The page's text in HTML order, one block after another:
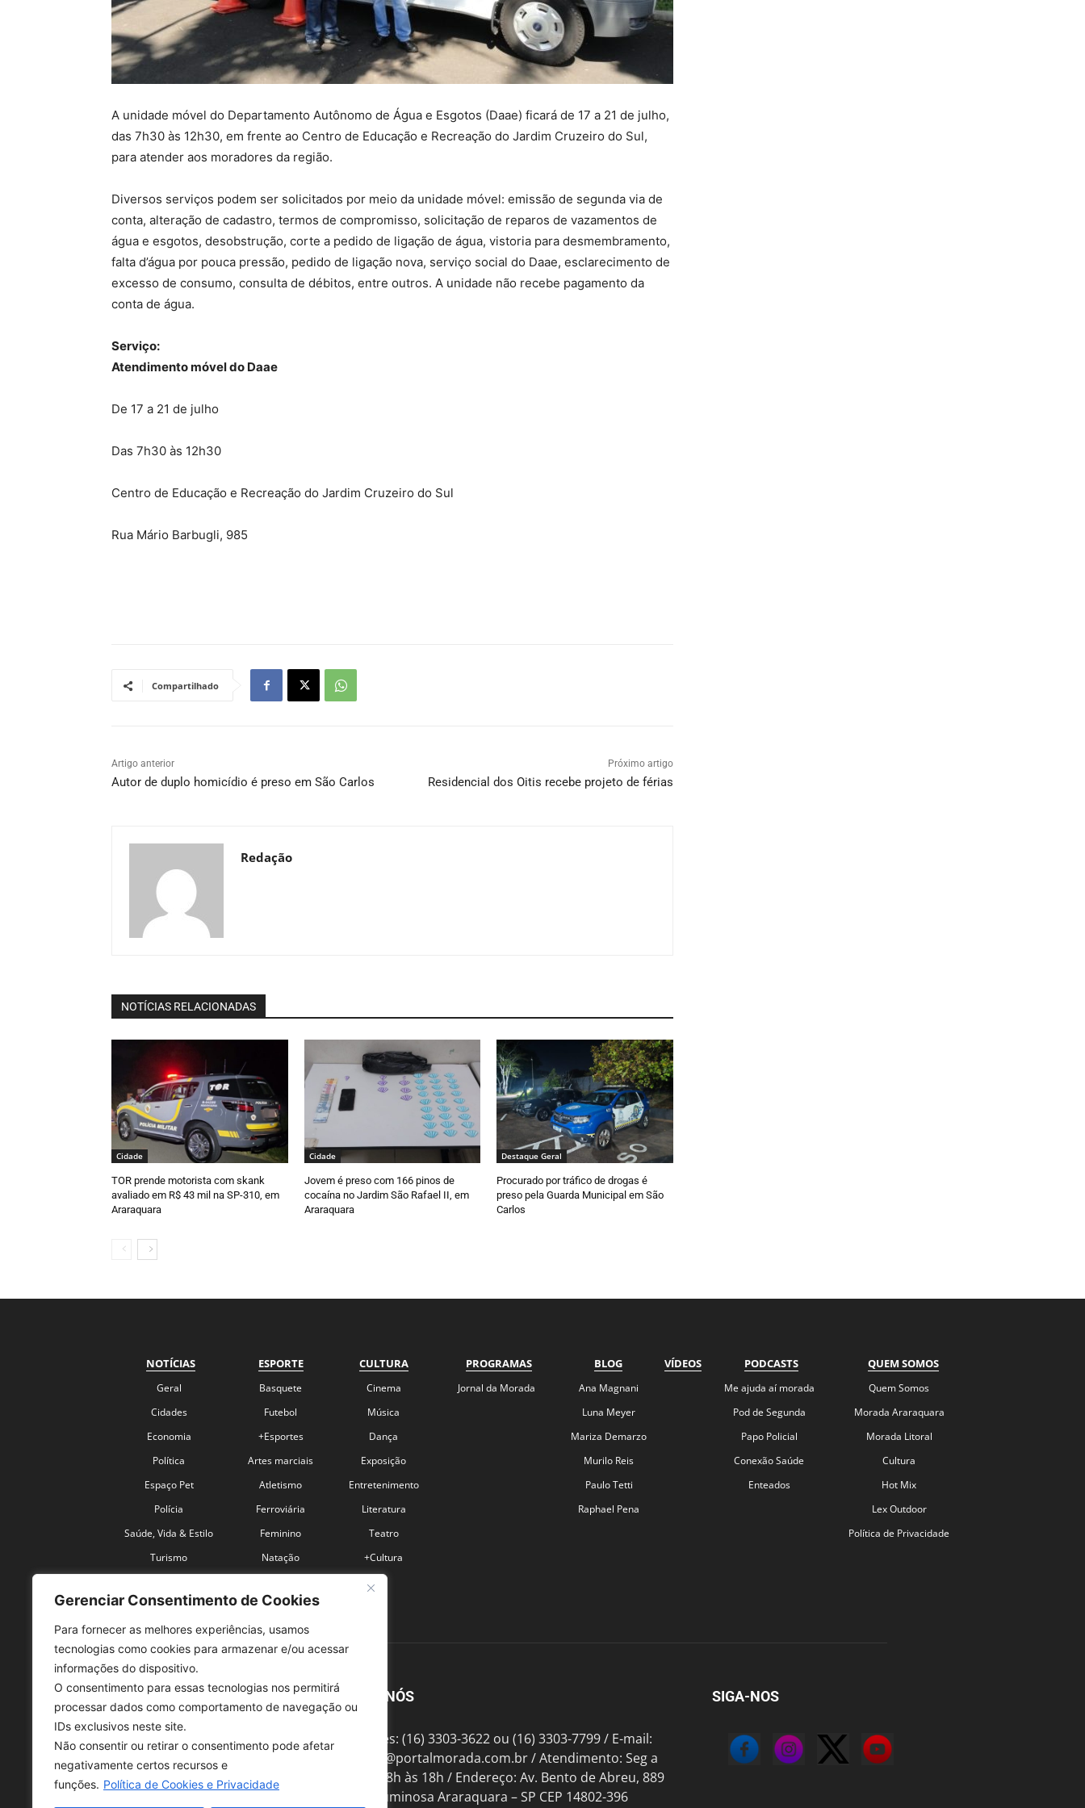
Gerenciar Consentimento de Cookies
Para fornecer as melhores experiências, usamos
tecnologias como cookies para armazenar e/ou acessar
informações do dispositivo.
O consentimento para essas tecnologias nos permitirá
processar dados como comportamento de navegação ou
IDs exclusivos neste site.
Não consentir ou retirar o consentimento pode afetar
negativamente certos recursos e
funções. Política de Cookies e Privacidade
A unidade móvel do Departamento Autônomo de Água e Esgotos (Daae) ficará de 17 a 21 de julho,
das 7h30 às 12h30, em frente ao Centro de Educação e Recreação do Jardim Cruzeiro do Sul,
para atender aos moradores da região.
Diversos serviços podem ser solicitados por meio da unidade móvel: emissão de segunda via de
conta, alteração de cadastro, termos de compromisso, solicitação de reparos de vazamentos de
água e esgotos, desobstrução, corte a pedido de ligação de água, vistoria para desmembramento,
falta d’água por pouca pressão, pedido de ligação nova, serviço social do Daae, esclarecimento de
excesso de consumo, consulta de débitos, entre outros. A unidade não recebe pagamento da
conta de água.
Serviço:
Atendimento móvel do Daae
De 17 a 21 de julho
Das 7h30 às 12h30
Centro de Educação e Recreação do Jardim Cruzeiro do Sul
Rua Mário Barbugli, 985
Compartilhado
Artigo anterior
Autor de duplo homicídio é preso em São Carlos
Próximo artigo
Residencial dos Oitis recebe projeto de férias
Redação
NOTÍCIAS RELACIONADAS
Cidade
TOR prende motorista com skank
avaliado em R$ 43 mil na SP-310, em
Araraquara
Cidade
Jovem é preso com 166 pinos de
cocaína no Jardim São Rafael II, em
Araraquara
Destaque Geral
Procurado por tráfico de drogas é
preso pela Guarda Municipal em São
Carlos
NOTÍCIAS
Geral
Cidades
Economia
Política
Espaço Pet
Polícia
Saúde, Vida & Estilo
Turismo
ESPORTE
Basquete
Futebol
+Esportes
Artes marciais
Atletismo
Ferroviária
Feminino
Natação
CULTURA
Cinema
Música
Dança
Exposição
Entretenimento
Literatura
Teatro
+Cultura
PROGRAMAS
Jornal da Morada
BLOG
Ana Magnani
Luna Meyer
Mariza Demarzo
Murilo Reis
Paulo Tetti
Raphael Pena
VÍDEOS PODCASTS
Me ajuda aí morada
Pod de Segunda
Papo Policial
Conexão Saúde
Enteados
QUEM SOMOS
Quem Somos
Morada Araraquara
Morada Litoral
Cultura
Hot Mix
Lex Outdoor
Política de Privacidade
SOBRE NÓS
Telefones: (16) 3303-3622 ou (16) 3303-7799 / E-mail:
contato@portalmorada.com.br/ Atendimento: Seg a
Sex das 8h às 18h / Endereço: Av. Bento de Abreu, 889
Fonte Luminosa Araraquara – SP CEP 14802-396
SIGA-NOS